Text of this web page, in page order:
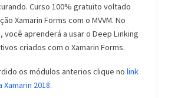
Curso 100% gratuito voltado
Xamarin Forms com o MVVM. No
você aprenderá a usar o Deep Linking
criados com o Xamarin Forms.
os módulos anterios clique no link
Xamarin 2018.